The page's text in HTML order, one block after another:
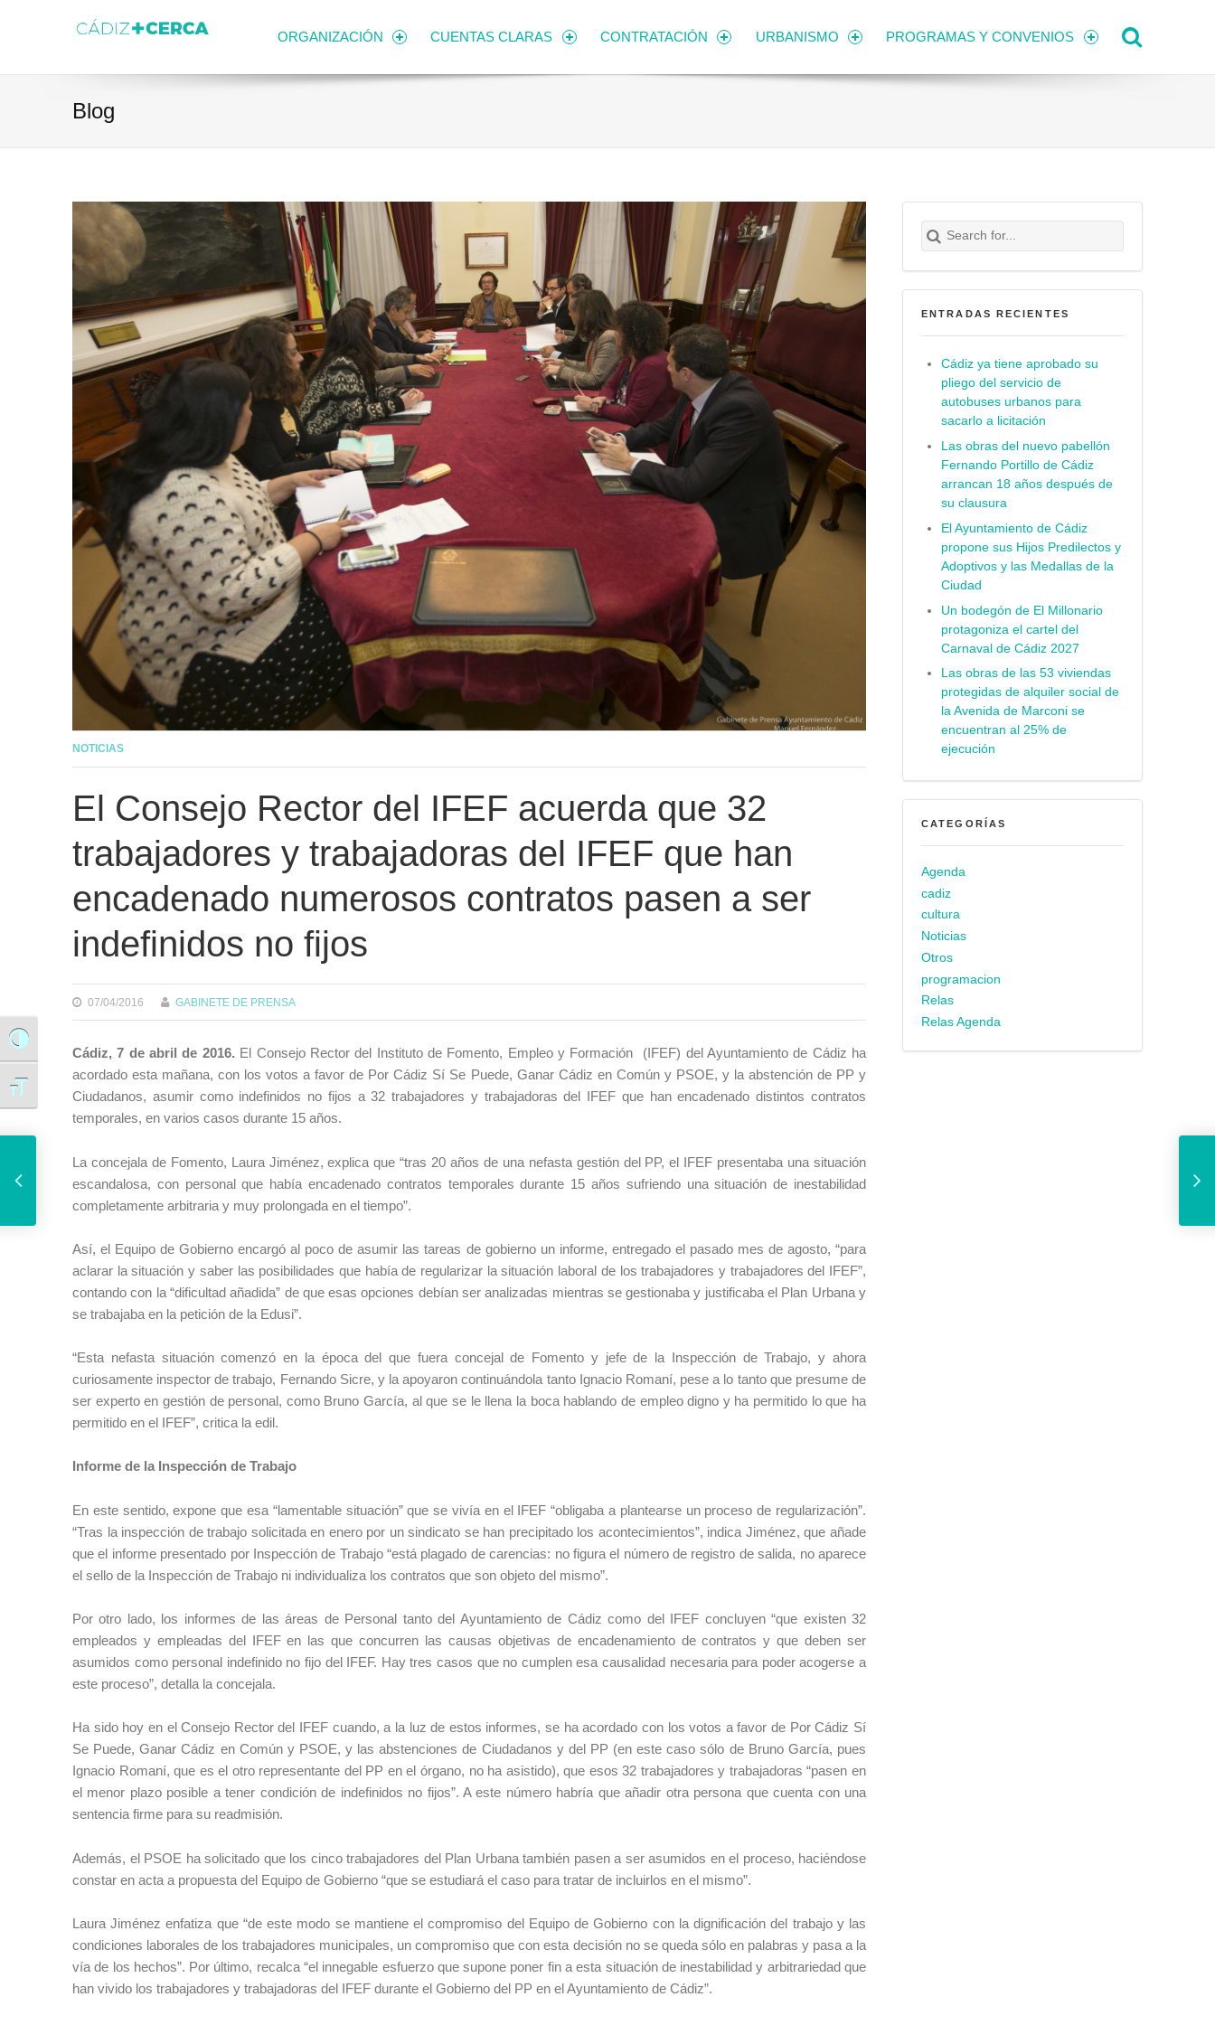
Alternar alto contraste
Alternar tamaño de letra
ORGANIZACIÓN CUENTAS CLARAS CONTRATACIÓN URBANISMO PROGRAMAS Y CONVENIOS
Blog
NOTICIAS
El Consejo Rector del IFEF acuerda que 32
trabajadores y trabajadoras del IFEF que han
encadenado numerosos contratos pasen a ser
indefinidos no fijos
07/04/2016 GABINETE DE PRENSA
Cádiz, 7 de abril de 2016. El Consejo Rector del Instituto de Fomento, Empleo y Formación (IFEF) del Ayuntamiento de Cádiz ha
acordado esta mañana, con los votos a favor de Por Cádiz Sí Se Puede, Ganar Cádiz en Común y PSOE, y la abstención de PP y
Ciudadanos, asumir como indefinidos no fijos a 32 trabajadores y trabajadoras del IFEF que han encadenado distintos contratos
temporales, en varios casos durante 15 años.
La concejala de Fomento, Laura Jiménez, explica que “tras 20 años de una nefasta gestión del PP, el IFEF presentaba una situación
escandalosa, con personal que había encadenado contratos temporales durante 15 años sufriendo una situación de inestabilidad
completamente arbitraria y muy prolongada en el tiempo”.
Así, el Equipo de Gobierno encargó al poco de asumir las tareas de gobierno un informe, entregado el pasado mes de agosto, “para
aclarar la situación y saber las posibilidades que había de regularizar la situación laboral de los trabajadores y trabajadores del IFEF”,
contando con la “dificultad añadida” de que esas opciones debían ser analizadas mientras se gestionaba y justificaba el Plan Urbana y
se trabajaba en la petición de la Edusi”.
“Esta nefasta situación comenzó en la época del que fuera concejal de Fomento y jefe de la Inspección de Trabajo, y ahora
curiosamente inspector de trabajo, Fernando Sicre, y la apoyaron continuándola tanto Ignacio Romaní, pese a lo tanto que presume de
ser experto en gestión de personal, como Bruno García, al que se le llena la boca hablando de empleo digno y ha permitido lo que ha
permitido en el IFEF”, critica la edil.
Informe de la Inspección de Trabajo
En este sentido, expone que esa “lamentable situación” que se vivía en el IFEF “obligaba a plantearse un proceso de regularización”.
“Tras la inspección de trabajo solicitada en enero por un sindicato se han precipitado los acontecimientos”, indica Jiménez, que añade
que el informe presentado por Inspección de Trabajo “está plagado de carencias: no figura el número de registro de salida, no aparece
el sello de la Inspección de Trabajo ni individualiza los contratos que son objeto del mismo”.
Por otro lado, los informes de las áreas de Personal tanto del Ayuntamiento de Cádiz como del IFEF concluyen “que existen 32
empleados y empleadas del IFEF en las que concurren las causas objetivas de encadenamiento de contratos y que deben ser
asumidos como personal indefinido no fijo del IFEF. Hay tres casos que no cumplen esa causalidad necesaria para poder acogerse a
este proceso”, detalla la concejala.
Ha sido hoy en el Consejo Rector del IFEF cuando, a la luz de estos informes, se ha acordado con los votos a favor de Por Cádiz Sí
Se Puede, Ganar Cádiz en Común y PSOE, y las abstenciones de Ciudadanos y del PP (en este caso sólo de Bruno García, pues
Ignacio Romaní, que es el otro representante del PP en el órgano, no ha asistido), que esos 32 trabajadores y trabajadoras “pasen en
el menor plazo posible a tener condición de indefinidos no fijos”. A este número habría que añadir otra persona que cuenta con una
sentencia firme para su readmisión.
Además, el PSOE ha solicitado que los cinco trabajadores del Plan Urbana también pasen a ser asumidos en el proceso, haciéndose
constar en acta a propuesta del Equipo de Gobierno “que se estudiará el caso para tratar de incluirlos en el mismo”.
Laura Jiménez enfatiza que “de este modo se mantiene el compromiso del Equipo de Gobierno con la dignificación del trabajo y las
condiciones laborales de los trabajadores municipales, un compromiso que con esta decisión no se queda sólo en palabras y pasa a la
vía de los hechos”. Por último, recalca “el innegable esfuerzo que supone poner fin a esta situación de inestabilidad y arbitrariedad que
han vivido los trabajadores y trabajadoras del IFEF durante el Gobierno del PP en el Ayuntamiento de Cádiz”.
Search for:
Buscar
ENTRADAS RECIENTES
Cádiz ya tiene aprobado su
pliego del servicio de
autobuses urbanos para
sacarlo a licitación
Las obras del nuevo pabellón
Fernando Portillo de Cádiz
arrancan 18 años después de
su clausura
El Ayuntamiento de Cádiz
propone sus Hijos Predilectos y
Adoptivos y las Medallas de la
Ciudad
Un bodegón de El Millonario
protagoniza el cartel del
Carnaval de Cádiz 2027
Las obras de las 53 viviendas
protegidas de alquiler social de
la Avenida de Marconi se
encuentran al 25% de
ejecución
CATEGORÍAS
Agenda
cadiz
cultura
Noticias
Otros
programacion
Relas
Relas Agenda